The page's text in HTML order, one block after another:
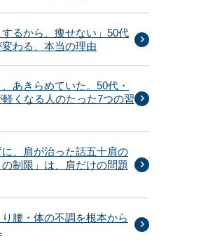
するから、痩せない」50代
わる、本当の理由
あきらめていた。50代・
くなる人のたった7つの習
に、肩が治った話五十肩の
の制限」は、肩だけの問題
腰・体の不調を根本から